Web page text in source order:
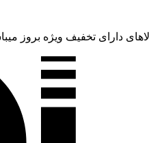
دارای تخفیف ویژه بروز